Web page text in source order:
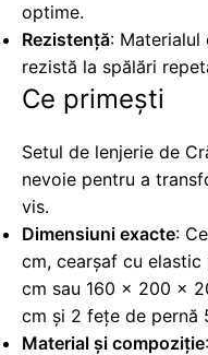
optime.
Rezistență: Materialul
rezistă la spălări
Ce primești
Setul de lenjerie de
nevoie pentru a
vis.
Dimensiuni exacte:
cm, cearșaf cu
cm sau 160 × 200 ×
cm și 2 fețe de pernă
Material și compoziție